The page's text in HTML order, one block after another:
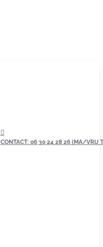
CONTACT: 06 30 24 28 26 (MA/VRIJ